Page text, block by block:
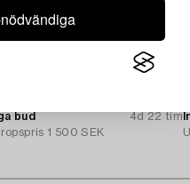
bud
4d 22 tim
1 500 SEK